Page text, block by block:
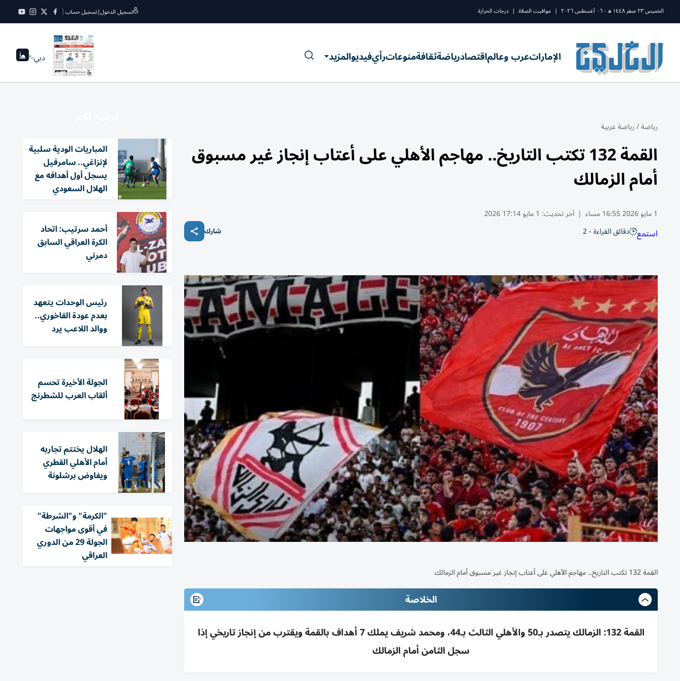
الخميس ٢٣ صفر ١٤٤٨ ه - ٠٦ أغسطس ٢٠٢٦ | مواقيت الصلاة | درجات الحرارة تسجيل الدخول|تسجيل حساب
الإماراتعرب وعالماقتصادرياضةثقافةمنوعاترأيفيديوالمزيد دبي--°
رياضة/رياضة عربية
القمة 132 تكتب التاريخ.. مهاجم الأهلي على أعتاب إنجاز غير مسبوق
أمام الزمالك
1 مايو 2026 16:55 مساء | آخر تحديث: 1 مايو 17:14 2026
استمع دقائق القراءة - 2 شارك
القمة 132 تكتب التاريخ.. مهاجم الأهلي على أعتاب إنجاز غير مسبوق أمام الزمالك
الخلاصة
القمة 132: الزمالك يتصدر بـ50 والأهلي الثالث بـ44، ومحمد شريف يملك 7 أهداف بالقمة ويقترب من إنجاز تاريخي إذا
سجل الثامن أمام الزمالك
المباريات الودية سلبية
لإنزاغي.. سامرفيل
يسجل أول أهدافه مع
الهلال السعودي
أحمد سرتيب: اتحاد
الكرة العراقي السابق
دمرني
رئيس الوحدات يتعهد
بعدم عودة الفاخوري..
ووالد اللاعب يرد
الجولة الأخيرة تحسم
ألقاب العرب للشطرنج
الهلال يختتم تجاربه
أمام الأهلي القطري
ويفاوض برشلونة
"الكرمة" و"الشرطة"
في أقوى مواجهات
الجولة 29 من الدوري
العراقي